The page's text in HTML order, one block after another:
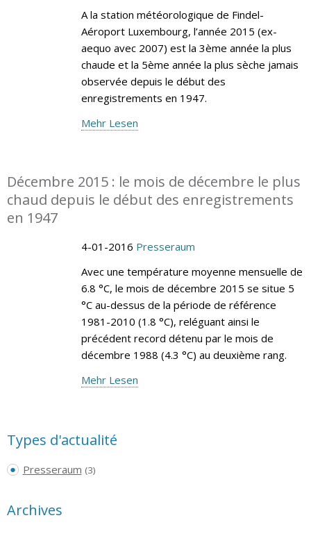
A la station météorologique de Findel-
Aéroport Luxembourg, l’année 2015 (ex-
aequo avec 2007) est la 3ème année la plus
chaude et la 5ème année la plus sèche jamais
observée depuis le début des
enregistrements en 1947.
Mehr Lesen
Décembre 2015 : le mois de décembre le plus
chaud depuis le début des enregistrements
en 1947
4-01-2016 Presseraum
Avec une température moyenne mensuelle de
6.8 °C, le mois de décembre 2015 se situe 5
°C au-dessus de la période de référence
1981-2010 (1.8 °C), reléguant ainsi le
précédent record détenu par le mois de
décembre 1988 (4.3 °C) au deuxième rang.
Mehr Lesen
Types d'actualité
Presseraum (3)
Archives